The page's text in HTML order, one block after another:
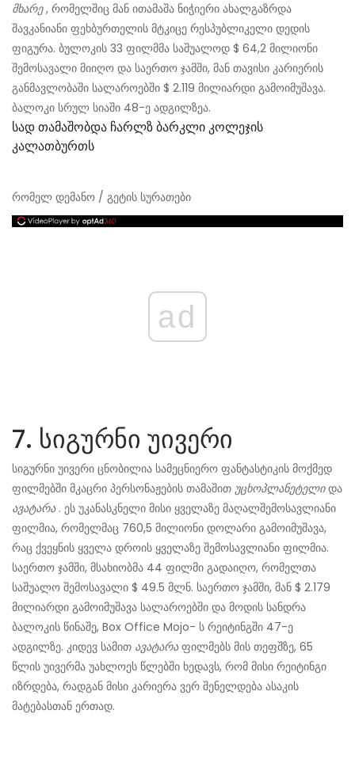
მხარე, რომელშიც მან ითამაშა ნიჭიერი ახალგაზრდა
შავკანიანი ფეხბურთელის მტკიცე რესპუბლიკელი დედის
ფიგურა. ბულოკის 33 ფილმმა საშუალოდ $ 64,2 მილიონი
შემოსავალი მიიღო და საერთო ჯამში, მან თავისი კარიერის
განმავლობაში სალაროებში $ 2.119 მილიარდი გამოიმუშავა.
ბალოკი სრულ სიაში 48-ე ადგილზეა.
Სად Თამაშობდა Ჩარლზ Ბარკლი Კოლეჯის
Კალათბურთს
რომელ დემანო / გეტის სურათები
ad
7. სიგურნი უივერი
სიგურნი უივერი ცნობილია სამეცნიერო ფანტასტიკის მოქმედ
ფილმებში მკაცრი პერსონაჟების თამაშით უცხოპლანეტელიდა
ავატარა. ეს უკანასკნელი მისი ყველაზე მაღალშემოსავლიანი
ფილმია, რომელმაც 760,5 მილიონი დოლარი გამოიმუშავა,
რაც ქვეყნის ყველა დროის ყველაზე შემოსავლიანი ფილმია.
საერთო ჯამში, მსახიობმა 44 ფილმი გადაიღო, რომელთა
საშუალო შემოსავალი $ 49.5 მლნ. საერთო ჯამში, მან $ 2.179
მილიარდი გამოიმუშავა სალაროებში და მოდის სანდრა
ბალოკის წინაშე, Box Office Mojo- ს რეიტინგში 47-ე
ადგილზე. კიდევ სამით ავატარაფილმებს მის თეფშზე, 65
წლის უივერმა უახლოეს წლებში ხედავს, რომ მისი რეიტინგი
იზრდება, რადგან მისი კარიერა ვერ შენელდება ასაკის
მატებასთან ერთად.